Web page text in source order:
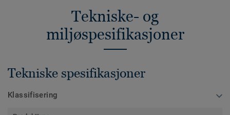
Tekniske- og
miljøspesifikasjoner
Tekniske spesifikasjoner
Klassifisering